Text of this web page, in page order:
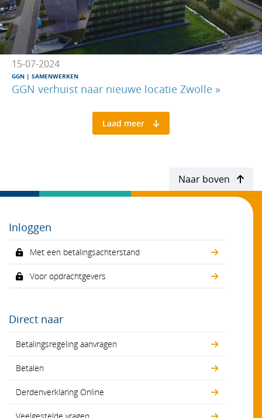
15-07-2024
GGN SAMENWERKEN
GGN verhuist naar nieuwe locatie Zwolle »
Laad meer
Naar boven
Inloggen
Met een betalingsachterstand
Voor opdrachtgevers
Direct naar
Betalingsregeling aanvragen
Betalen
Derdenverklaring Online
Veelgestelde vragen